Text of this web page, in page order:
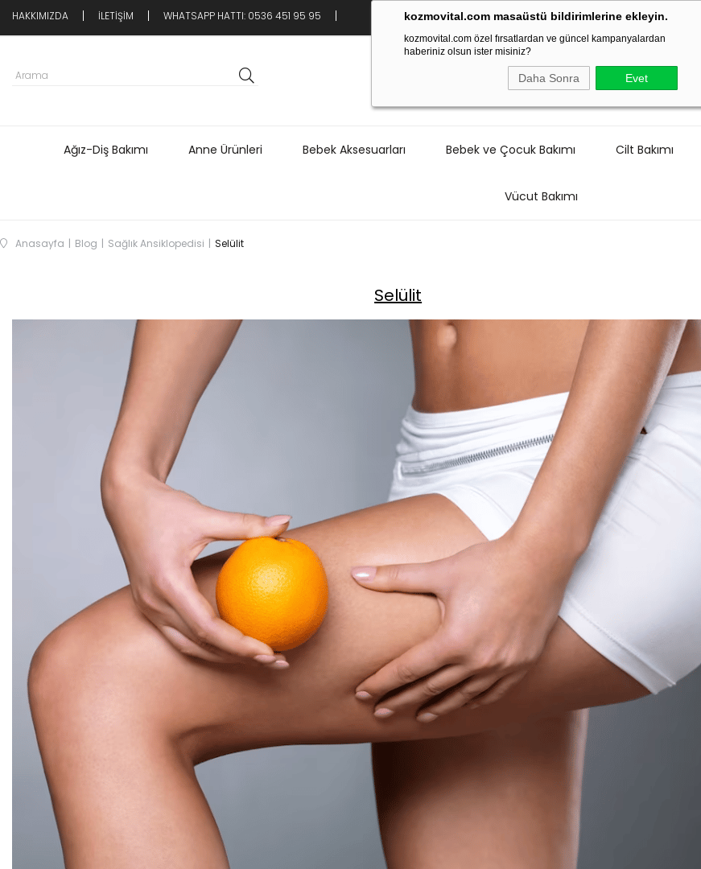
kozmovital.com masaüstü bildirimlerine ekleyin.
kozmovital.com özel fırsatlardan ve güncel kampanyalardan
haberiniz olsun ister misiniz?
Daha Sonra Evet
HAKKIMIZDA İLETİŞİM WHATSAPP HATTI: 0536 451 95 95
Ağız-Diş Bakımı Anne Ürünleri Bebek Aksesuarları Bebek ve Çocuk Bakımı Cilt Bakımı
Vücut Bakımı
Anasayfa Blog Sağlık Ansiklopedisi Selülit
Selülit